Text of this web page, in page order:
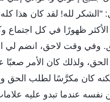
"الشكر لله! لقد كان هذا
ظهورًا في كل اجتماع
وفي وقت لاحق، انضم لي
ولذلك كان الأمر صعبًا
لكنه كان مكرَّسًا لطلب
عندما تبدو عليه